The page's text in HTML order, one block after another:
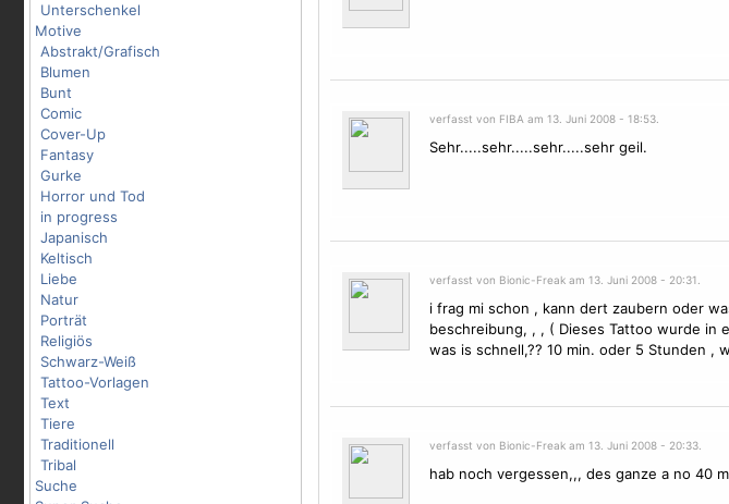
Unterschenkel
Motive
Abstrakt/Grafisch
Blumen
Bunt
Comic
Cover-Up
Fantasy
Gurke
Horror und Tod
in progress
Japanisch
Keltisch
Liebe
Natur
Porträt
Religiös
Schwarz-Weiß
Tattoo-Vorlagen
Text
Tiere
Traditionell
Tribal
Suche
verfasst von FIBA am 13. Juni 2008 - 18:53.
Sehr.....sehr.....sehr.....sehr geil.
verfasst von Bionic-Freak am 13. Juni 2008 - 20:31.
i frag mi schon , kann dert zaubern oder
beschreibung, , , ( Dieses Tattoo wurde in
was is schnell,?? 10 min. oder 5 Stunden ,
verfasst von Bionic-Freak am 13. Juni 2008 - 20:33.
hab noch vergessen,,, des ganze a no 40